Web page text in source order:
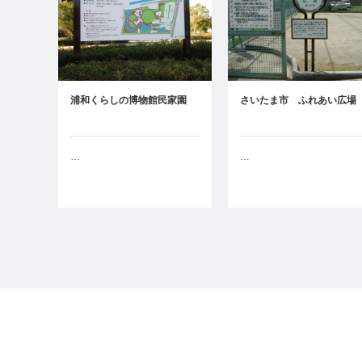
浦和くらしの博物館民家園
…
さいたま市 ふれあい広場
…